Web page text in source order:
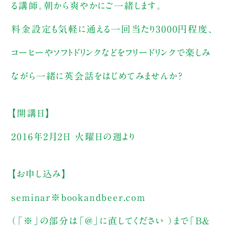
る講師。朝から爽やかにご一緒します。
料金設定も気軽に通える一回当たり3000円程度、
コーヒーやソフトドリンクなどをフリードリンクで楽しみ
ながら一緒に英会話をはじめてみませんか？
【開講日】
2016年2月2日 火曜日の週より
【お申し込み】
seminar※bookandbeer.com
（「※」の部分は「@」に直してください ）まで「B&